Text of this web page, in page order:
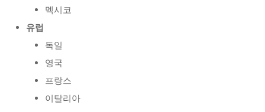
멕시코
유럽
독일
영국
프랑스
이탈리아